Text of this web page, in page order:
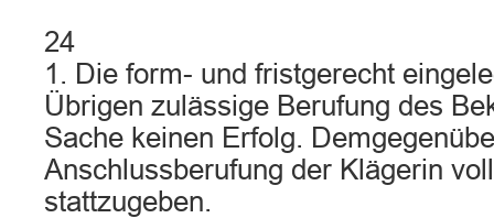
24
1. Die form- und fristgerecht
Übrigen zulässige Berufung des
Sache keinen Erfolg.
Anschlussberufung der Klägerin
stattzugeben.